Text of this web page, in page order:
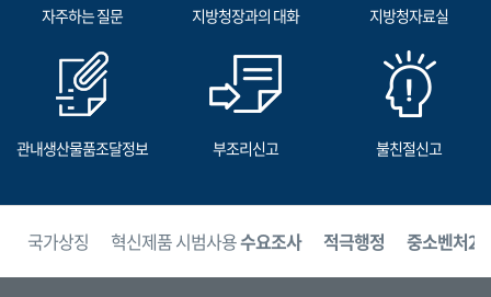
자주하는 질문 지방청장과의 대화 지방청자료실
관내생산물품조달정보 부조리신고 불친절신고
국가상징 혁신제품 시범사용수요조사 적극행정 중소벤처24